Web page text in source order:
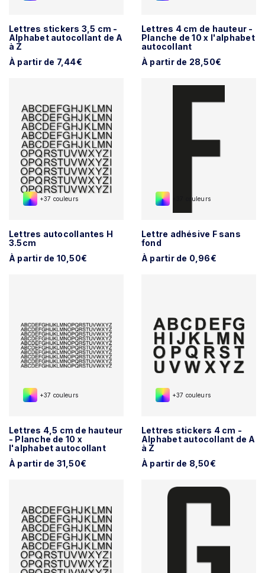
Lettres stickers 3,5 cm -
Alphabet autocollant de A
à Z
À partir de 7,44€
Lettres 4 cm de hauteur -
Planche de 10 x l'alphabet
autocollant
À partir de 28,50€
+37 couleurs
Lettres autocollantes H
3.5cm
À partir de 10,50€
+37 couleurs
Lettre adhésive F sans
fond
À partir de 0,96€
+37 couleurs
Lettres 4,5 cm de hauteur
- Planche de 10 x
l'alphabet autocollant
À partir de 31,50€
+37 couleurs
Lettres stickers 4 cm -
Alphabet autocollant de A
à Z
À partir de 8,50€